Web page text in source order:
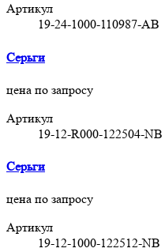
Артикул
19-24-1000-110987-АВ
Серьги
цена по запросу
Артикул
19-12-R000-122504-NB
Серьги
цена по запросу
Артикул
19-12-1000-122512-NB